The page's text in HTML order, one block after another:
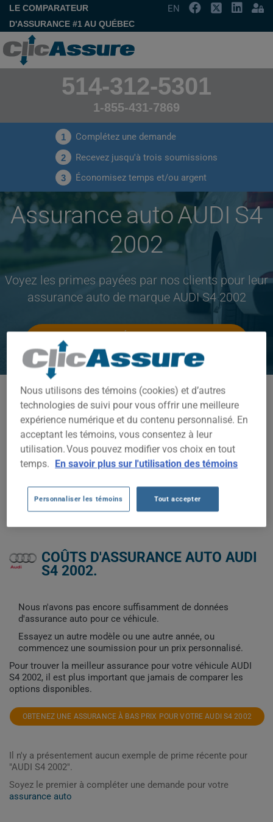
LE COMPARATEUR
D'ASSURANCE #1 AU QUÉBEC
EN
514-312-5301
1-855-431-7869
1 Complétez une demande
2 Recevez jusqu'à trois soumissions
3 Économisez temps et/ou argent
Assurance auto AUDI S4
2002
Voyez les primes payées par nos clients pour leur
assurance auto de marque AUDI S4 2002
CLIQUEZ ICI POUR ÉCONOMISER SUR VOTRE
ASSURANCE AUTO
Modèles disponibles
2002
COÛTS D'ASSURANCE AUTO AUDI
S4 2002.
Nous n'avons pas encore suffisamment de données
d'assurance auto pour ce véhicule.
Essayez un autre modèle ou une autre année, ou
commencez une soumission pour un prix personnalisé.
Pour trouver la meilleur assurance pour votre véhicule AUDI
S4 2002, il est plus important que jamais de comparer les
options disponibles.
OBTENEZ UNE ASSURANCE À BAS PRIX POUR VOTRE AUDI S4 2002
Il n'y a présentement aucun exemple de prime récente pour
"AUDI S4 2002".
Soyez le premier à compléter une demande pour votre
assurance auto
Nous utilisons des témoins (cookies) et d’autres
technologies de suivi pour vous offrir une meilleure
expérience numérique et du contenu personnalisé. En
acceptant les témoins, vous consentez à leur
utilisation. Vous pouvez modifier vos choix en tout
temps. En savoir plus sur l'utilisation des témoins
Personnaliser les témoins Tout accepter